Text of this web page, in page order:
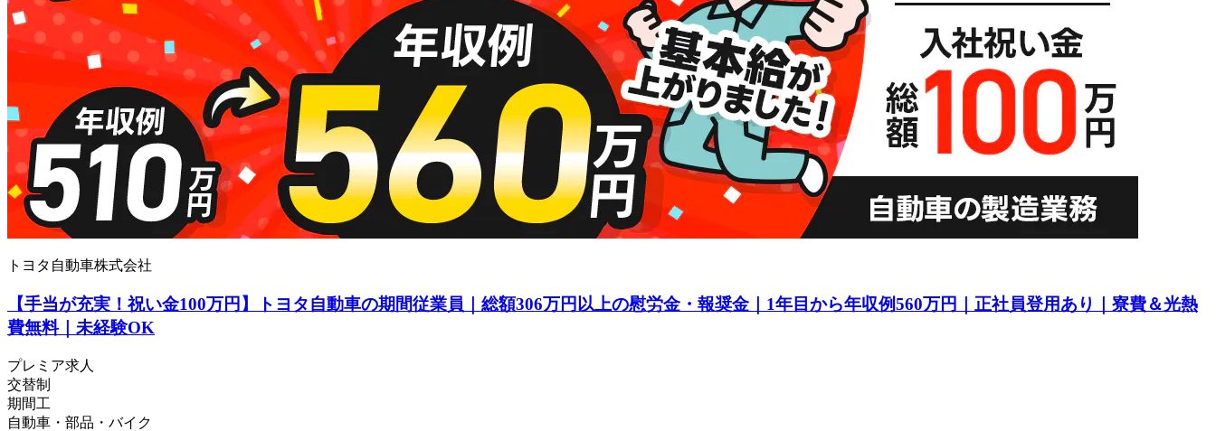
トヨタ自動車株式会社
【手当が充実！祝い金100万円】トヨタ自動車の期間従業員｜総額306万円以上の慰労金・報奨金｜1年目から年収例560万円｜正社員登用あり｜寮費＆光熱
費無料｜未経験OK
プレミア求人
交替制
期間工
自動車・部品・バイク